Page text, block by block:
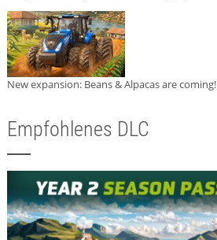
New expansion: Beans & Alpacas are coming!
Empfohlenes DLC